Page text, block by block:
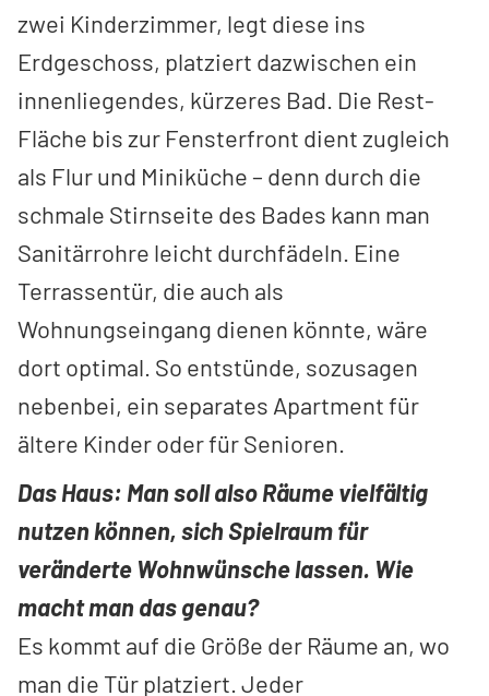
zwei Kinderzimmer, legt diese ins
Erdgeschoss, platziert dazwischen ein
innenliegendes, kürzeres Bad. Die Rest-
Fläche bis zur Fensterfront dient zugleich
als Flur und Miniküche – denn durch die
schmale Stirnseite des Bades kann man
Sanitärrohre leicht durchfädeln. Eine
Terrassentür, die auch als
Wohnungseingang dienen könnte, wäre
dort optimal. So entstünde, sozusagen
nebenbei, ein separates Apartment für
ältere Kinder oder für Senioren.
Das Haus: Man soll also Räume vielfältig
nutzen können, sich Spielraum für
veränderte Wohnwünsche lassen. Wie
macht man das genau?
Es kommt auf die Größe der Räume an, wo
man die Tür platziert. Jeder